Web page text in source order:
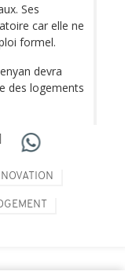
Ses
car elle ne
formel.
devra
des logements